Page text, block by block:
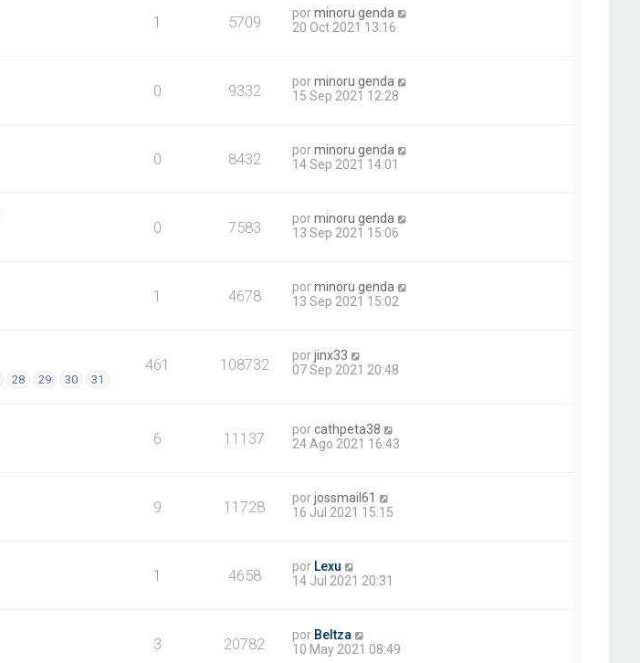
1 5709 porminoru genda
20 Oct 2021 13:16
0 9332 porminoru genda
15 Sep 2021 12:28
0 8432 porminoru genda
14 Sep 2021 14:01
0 7583 porminoru genda
13 Sep 2021 15:06
1 4678 porminoru genda
13 Sep 2021 15:02
28 29 30 31
461 108732 porjinx33
07 Sep 2021 20:48
6 11137 porcathpeta38
24 Ago 2021 16:43
9 11728 porjossmail61
16 Jul 2021 15:15
1 4658 por Lexu
14 Jul 2021 20:31
3 20782 por Beltza
10 May 2021 08:49